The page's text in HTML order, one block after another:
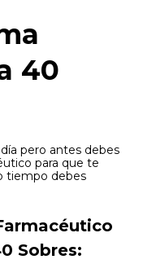
40
pero antes debes
para que te
tiempo debes
Sobres: